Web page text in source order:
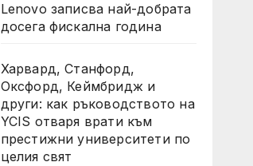
Lenovo записва най-добрата
досега фискална година
Харвард, Станфорд,
Оксфорд, Кеймбридж и
други: как ръководството на
YCIS отваря врати към
престижни университети по
целия свят